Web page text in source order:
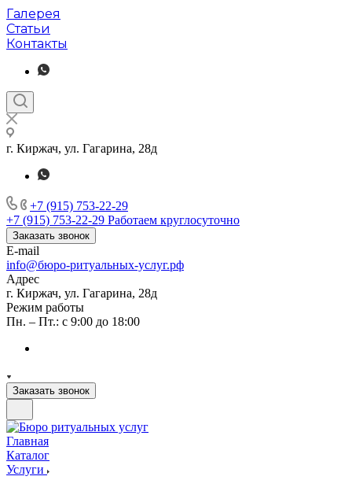
Галерея
Статьи
Контакты
г. Киржач, ул. Гагарина, 28д
+7 (915) 753-22-29
+7 (915) 753-22-29 Работаем круглосуточно
Заказать звонок
E-mail
info@бюро-ритуальных-услуг.рф
Адрес
г. Киржач, ул. Гагарина, 28д
Режим работы
Пн. – Пт.: с 9:00 до 18:00
Заказать звонок
Главная
Каталог
Услуги